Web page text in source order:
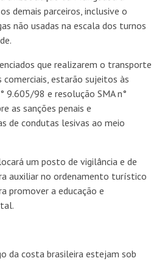
demais parceiros, inclusive o
não usadas na escala dos turnos
que realizarem o transporte
comerciais, estarão sujeitos às
9.605/98 e resolução SMA n°
as sanções penais e
de condutas lesivas ao meio
um posto de vigilância e de
auxiliar no ordenamento turístico
promover a educação e
da costa brasileira estejam sob